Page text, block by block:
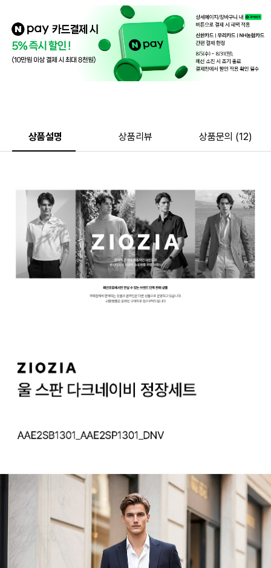
상품설명 상품리뷰 상품문의 (12)